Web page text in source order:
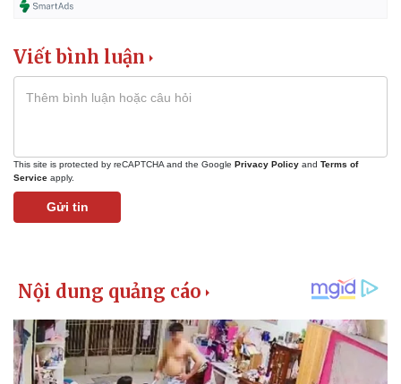
Viết bình luận
This site is protected by reCAPTCHA and the Google Privacy Policy and Terms of
Service apply.
Gửi tin